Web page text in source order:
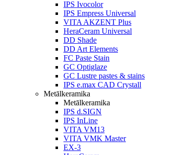
IPS Ivocolor
IPS Empress Universal
VITA AKZENT Plus
HeraCeram Universal
DD Shade
DD Art Elements
FC Paste Stain
GC Optiglaze
GC Lustre pastes & stains
IPS e.max CAD Crystall
Metālkeramika
Metālkeramika
IPS d.SIGN
IPS InLine
VITA VM13
VITA VMK Master
EX-3